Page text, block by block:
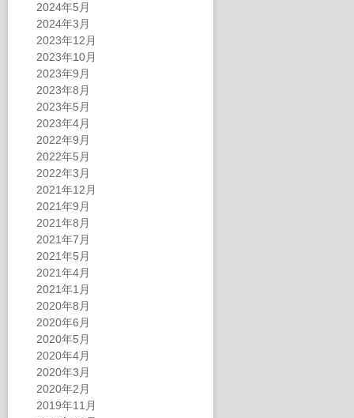
2024年5月
2024年3月
2023年12月
2023年10月
2023年9月
2023年8月
2023年5月
2023年4月
2022年9月
2022年5月
2022年3月
2021年12月
2021年9月
2021年8月
2021年7月
2021年5月
2021年4月
2021年1月
2020年8月
2020年6月
2020年5月
2020年4月
2020年3月
2020年2月
2019年11月